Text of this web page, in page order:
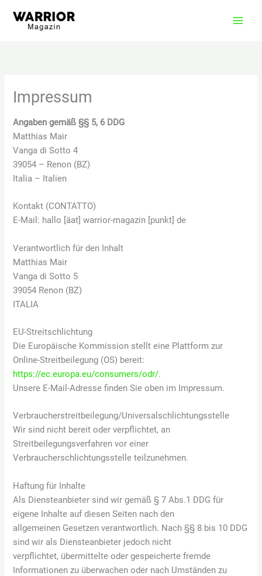
Inhalt
Impressum
Angaben gemäß §§ 5, 6 DDG
Matthias Mair
Vanga di Sotto 4
39054 – Renon (BZ)
Italia – Italien
Kontakt (CONTATTO)
E-Mail: hallo [äat] warrior-magazin [punkt] de
Verantwortlich für den Inhalt
Matthias Mair
Vanga di Sotto 5
39054 Renon (BZ)
ITALIA
EU-Streitschlichtung
Die Europäische Kommission stellt eine Plattform zur
Online-Streitbeilegung (OS) bereit:
https://ec.europa.eu/consumers/odr/.
Unsere E-Mail-Adresse finden Sie oben im Impressum.
Verbraucher­streit­beilegung/Universal­schlichtungs­stelle
Wir sind nicht bereit oder verpflichtet, an
Streitbeilegungsverfahren vor einer
Verbraucherschlichtungsstelle teilzunehmen.
Haftung für Inhalte
Als Diensteanbieter sind wir gemäß § 7 Abs.1 DDG für
eigene Inhalte auf diesen Seiten nach den
allgemeinen Gesetzen verantwortlich. Nach §§ 8 bis 10 DDG
sind wir als Diensteanbieter jedoch nicht
verpflichtet, übermittelte oder gespeicherte fremde
Informationen zu überwachen oder nach Umständen zu